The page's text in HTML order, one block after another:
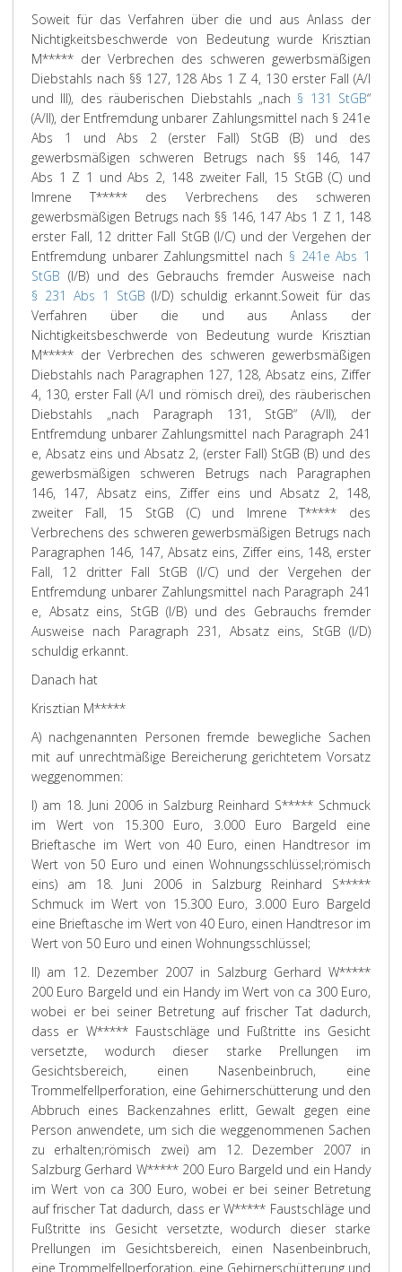
Soweit für das Verfahren über die und aus Anlass der
Nichtigkeitsbeschwerde von Bedeutung wurde Krisztian
M***** der Verbrechen des schweren gewerbsmäßigen
Diebstahls nach §§ 127, 128 Abs 1 Z 4, 130 erster Fall (A/I
und III), des räuberischen Diebstahls „nach § 131 StGB“
(A/II), der Entfremdung unbarer Zahlungsmittel nach § 241e
Abs 1 und Abs 2 (erster Fall) StGB (B) und des
gewerbsmäßigen schweren Betrugs nach §§ 146, 147
Abs 1 Z 1 und Abs 2, 148 zweiter Fall, 15 StGB (C) und
Imrene T***** des Verbrechens des schweren
gewerbsmäßigen Betrugs nach §§ 146, 147 Abs 1 Z 1, 148
erster Fall, 12 dritter Fall StGB (I/C) und der Vergehen der
Entfremdung unbarer Zahlungsmittel nach § 241e Abs 1
StGB (I/B) und des Gebrauchs fremder Ausweise nach
§ 231 Abs 1 StGB (I/D) schuldig erkannt.Soweit für das
Verfahren über die und aus Anlass der
Nichtigkeitsbeschwerde von Bedeutung wurde Krisztian
M***** der Verbrechen des schweren gewerbsmäßigen
Diebstahls nach Paragraphen 127, 128, Absatz eins, Ziffer
4, 130, erster Fall (A/I und römisch drei), des räuberischen
Diebstahls „nach Paragraph 131, StGB“ (A/II), der
Entfremdung unbarer Zahlungsmittel nach Paragraph 241
e, Absatz eins und Absatz 2, (erster Fall) StGB (B) und des
gewerbsmäßigen schweren Betrugs nach Paragraphen
146, 147, Absatz eins, Ziffer eins und Absatz 2, 148,
zweiter Fall, 15 StGB (C) und Imrene T***** des
Verbrechens des schweren gewerbsmäßigen Betrugs nach
Paragraphen 146, 147, Absatz eins, Ziffer eins, 148, erster
Fall, 12 dritter Fall StGB (I/C) und der Vergehen der
Entfremdung unbarer Zahlungsmittel nach Paragraph 241
e, Absatz eins, StGB (I/B) und des Gebrauchs fremder
Ausweise nach Paragraph 231, Absatz eins, StGB (I/D)
schuldig erkannt.
Danach hat
Krisztian M*****
A) nachgenannten Personen fremde bewegliche Sachen
mit auf unrechtmäßige Bereicherung gerichtetem Vorsatz
weggenommen:
I) am 18. Juni 2006 in Salzburg Reinhard S***** Schmuck
im Wert von 15.300 Euro, 3.000 Euro Bargeld eine
Brieftasche im Wert von 40 Euro, einen Handtresor im
Wert von 50 Euro und einen Wohnungsschlüssel;römisch
eins) am 18. Juni 2006 in Salzburg Reinhard S*****
Schmuck im Wert von 15.300 Euro, 3.000 Euro Bargeld
eine Brieftasche im Wert von 40 Euro, einen Handtresor im
Wert von 50 Euro und einen Wohnungsschlüssel;
II) am 12. Dezember 2007 in Salzburg Gerhard W*****
200 Euro Bargeld und ein Handy im Wert von ca 300 Euro,
wobei er bei seiner Betretung auf frischer Tat dadurch,
dass er W***** Faustschläge und Fußtritte ins Gesicht
versetzte, wodurch dieser starke Prellungen im
Gesichtsbereich, einen Nasenbeinbruch, eine
Trommelfellperforation, eine Gehirnerschütterung und den
Abbruch eines Backenzahnes erlitt, Gewalt gegen eine
Person anwendete, um sich die weggenommenen Sachen
zu erhalten;römisch zwei) am 12. Dezember 2007 in
Salzburg Gerhard W***** 200 Euro Bargeld und ein Handy
im Wert von ca 300 Euro, wobei er bei seiner Betretung
auf frischer Tat dadurch, dass er W***** Faustschläge und
Fußtritte ins Gesicht versetzte, wodurch dieser starke
Prellungen im Gesichtsbereich, einen Nasenbeinbruch,
eine Trommelfellperforation, eine Gehirnerschütterung und